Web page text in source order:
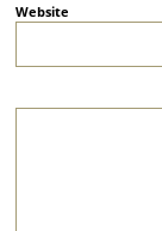
Website